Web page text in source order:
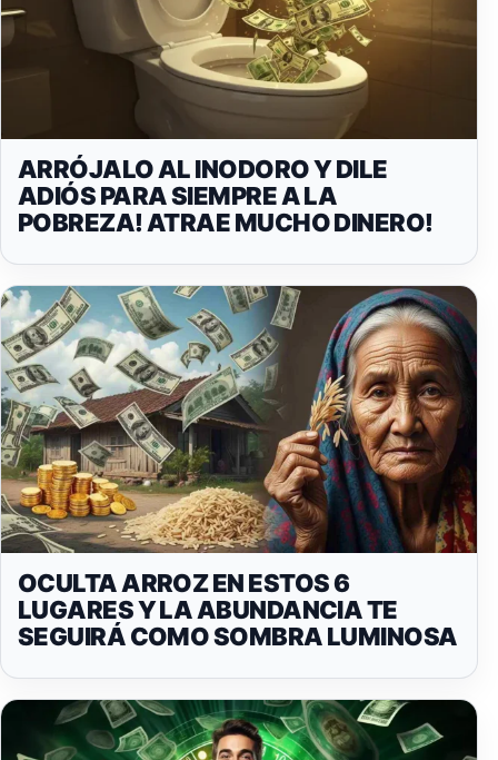
ARRÓJALO AL INODORO Y DILE
ADIÓS PARA SIEMPRE A LA
POBREZA! ATRAE MUCHO DINERO!
OCULTA ARROZ EN ESTOS 6
LUGARES Y LA ABUNDANCIA TE
SEGUIRÁ COMO SOMBRA LUMINOSA